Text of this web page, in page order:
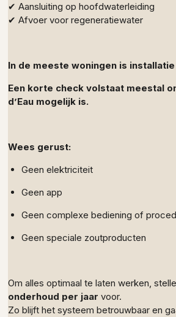
✔ Aansluiting op hoofdwaterleiding
✔ Afvoer voor regeneratiewater
In de meeste woningen is
Een korte check volstaat meestal
d’Eau mogelijk is.
Wees gerust:
Geen elektriciteit
Geen app
Geen complexe bediening of
Geen speciale zoutproducten
Om alles optimaal te laten werken,
onderhoud per jaar voor.
Zo blijft het systeem betrouwbaar en